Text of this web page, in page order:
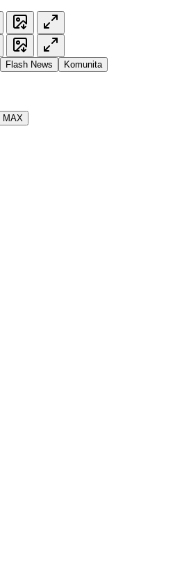
Flash News Komunita
MAX